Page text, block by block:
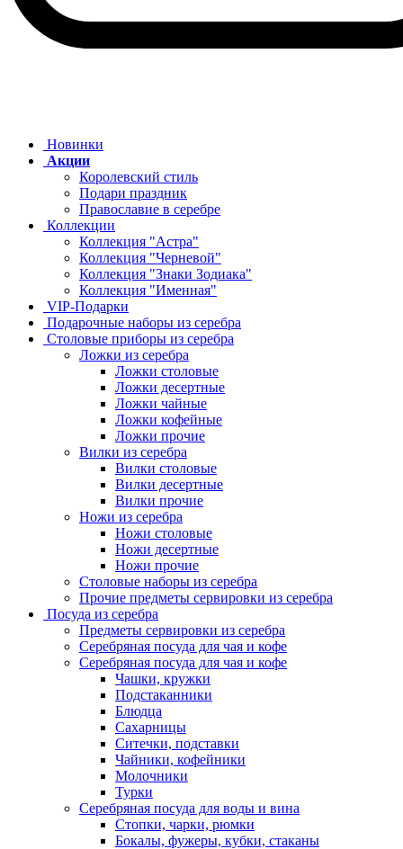
Новинки
Акции
Королевский стиль
Подари праздник
Православие в серебре
Коллекции
Коллекция "Астра"
Коллекция "Черневой"
Коллекция "Знаки Зодиака"
Коллекция "Именная"
VIP-Подарки
Подарочные наборы из серебра
Столовые приборы из серебра
Ложки из серебра
Ложки столовые
Ложки десертные
Ложки чайные
Ложки кофейные
Ложки прочие
Вилки из серебра
Вилки столовые
Вилки десертные
Вилки прочие
Ножи из серебра
Ножи столовые
Ножи десертные
Ножи прочие
Столовые наборы из серебра
Прочие предметы сервировки из серебра
Посуда из серебра
Предметы сервировки из серебра
Серебряная посуда для чая и кофе
Серебряная посуда для чая и кофе
Чашки, кружки
Подстаканники
Блюдца
Сахарницы
Ситечки, подставки
Чайники, кофейники
Молочники
Турки
Серебряная посуда для воды и вина
Стопки, чарки, рюмки
Бокалы, фужеры, кубки, стаканы